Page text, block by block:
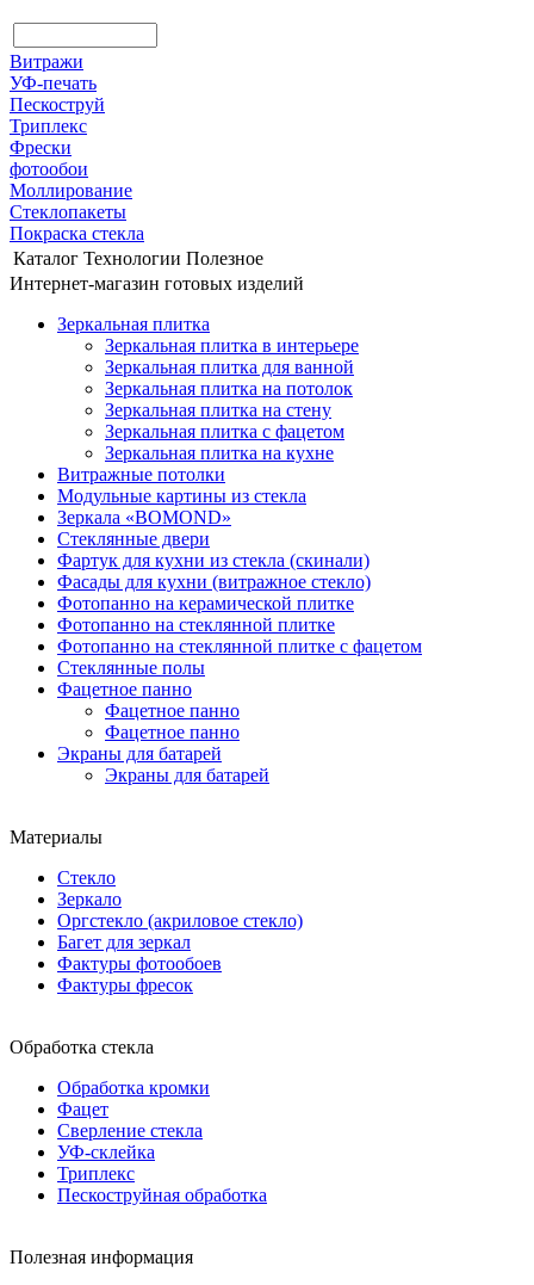
Витражи
УФ-печать
Пескоструй
Триплекс
Фрески
фотообои
Моллирование
Стеклопакеты
Покраска стекла
Каталог Технологии Полезное
Интернет-магазин готовых изделий
Зеркальная плитка
Зеркальная плитка в интерьере
Зеркальная плитка для ванной
Зеркальная плитка на потолок
Зеркальная плитка на стену
Зеркальная плитка с фацетом
Зеркальная плитка на кухне
Витражные потолки
Модульные картины из стекла
Зеркала «BOMOND»
Стеклянные двери
Фартук для кухни из стекла (скинали)
Фасады для кухни (витражное стекло)
Фотопанно на керамической плитке
Фотопанно на стеклянной плитке
Фотопанно на стеклянной плитке с фацетом
Стеклянные полы
Фацетное панно
Фацетное панно
Фацетное панно
Экраны для батарей
Экраны для батарей
Материалы
Стекло
Зеркало
Оргстекло (акриловое стекло)
Багет для зеркал
Фактуры фотообоев
Фактуры фресок
Обработка стекла
Обработка кромки
Фацет
Сверление стекла
УФ-склейка
Триплекс
Пескоструйная обработка
Полезная информация